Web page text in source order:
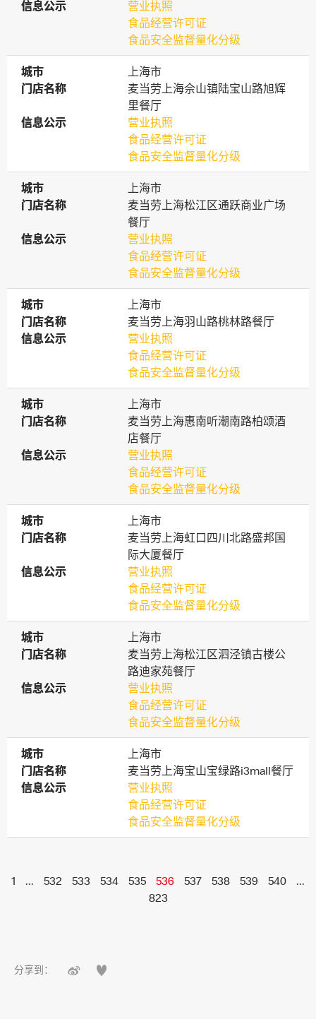
信息公示
信息公示
营业执照
食品经营许可证
食品安全监督量化分级
城市
城市
上海市
门店名称
门店名称
麦当劳上海佘山镇陆宝山路旭辉
里餐厅
信息公示
信息公示
营业执照
食品经营许可证
食品安全监督量化分级
城市
城市
上海市
门店名称
门店名称
麦当劳上海松江区通跃商业广场
餐厅
信息公示
信息公示
营业执照
食品经营许可证
食品安全监督量化分级
城市
城市
上海市
门店名称
门店名称
麦当劳上海羽山路桃林路餐厅
信息公示
信息公示
营业执照
食品经营许可证
食品安全监督量化分级
城市
城市
上海市
门店名称
门店名称
麦当劳上海惠南听潮南路柏颂酒
店餐厅
信息公示
信息公示
营业执照
食品经营许可证
食品安全监督量化分级
城市
城市
上海市
门店名称
门店名称
麦当劳上海虹口四川北路盛邦国
际大厦餐厅
信息公示
信息公示
营业执照
食品经营许可证
食品安全监督量化分级
城市
城市
上海市
门店名称
门店名称
麦当劳上海松江区泗泾镇古楼公
路迪家苑餐厅
信息公示
信息公示
营业执照
食品经营许可证
食品安全监督量化分级
城市
城市
上海市
门店名称
门店名称
麦当劳上海宝山宝绿路i3mall餐厅
信息公示
信息公示
营业执照
食品经营许可证
食品安全监督量化分级
1 ... 532 533 534 535 536 537 538 539 540
...
823
分享到：  